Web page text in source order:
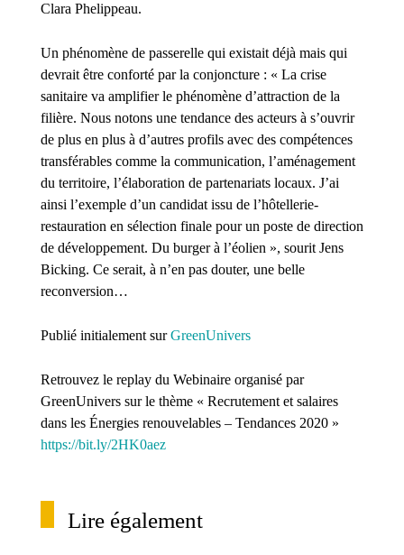
Clara Phelippeau.
Un phénomène de passerelle qui existait déjà mais qui
devrait être conforté par la conjoncture : « La crise
sanitaire va amplifier le phénomène d’attraction de la
filière. Nous notons une tendance des acteurs à s’ouvrir
de plus en plus à d’autres profils avec des compétences
transférables comme la communication, l’aménagement
du territoire, l’élaboration de partenariats locaux. J’ai
ainsi l’exemple d’un candidat issu de l’hôtellerie-
restauration en sélection finale pour un poste de direction
de développement. Du burger à l’éolien », sourit Jens
Bicking. Ce serait, à n’en pas douter, une belle
reconversion…
Publié initialement surGreenUnivers
Retrouvez le replay du Webinaire organisé par
GreenUnivers sur le thème « Recrutement et salaires
dans les Énergies renouvelables – Tendances 2020 »
https://bit.ly/2HK0aez
Lire également